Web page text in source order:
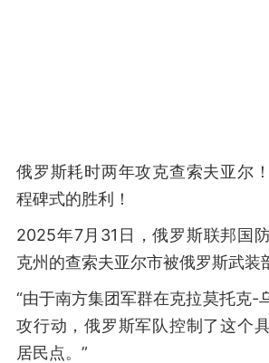
俄罗斯耗时两年攻克查索夫亚尔
程碑式的胜利！
2025年7月31日，俄罗斯联邦国
克州的查索夫亚尔市被俄罗斯武装
“由于南方集团军群在克拉莫托克-
攻行动，俄罗斯军队控制了这个
居民点。”